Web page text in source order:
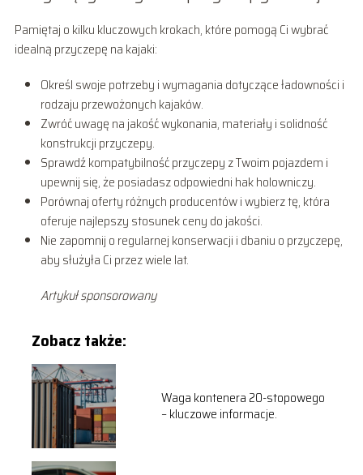
Pamiętaj o kilku kluczowych krokach, które pomogą Ci wybrać
idealną przyczepę na kajaki:
Określ swoje potrzeby i wymagania dotyczące ładowności i
rodzaju przewożonych kajaków.
Zwróć uwagę na jakość wykonania, materiały i solidność
konstrukcji przyczepy.
Sprawdź kompatybilność przyczepy z Twoim pojazdem i
upewnij się, że posiadasz odpowiedni hak holowniczy.
Porównaj oferty różnych producentów i wybierz tę, która
oferuje najlepszy stosunek ceny do jakości.
Nie zapomnij o regularnej konserwacji i dbaniu o przyczepę,
aby służyła Ci przez wiele lat.
Artykuł sponsorowany
Zobacz także:
Waga kontenera 20-stopowego
– kluczowe informacje.